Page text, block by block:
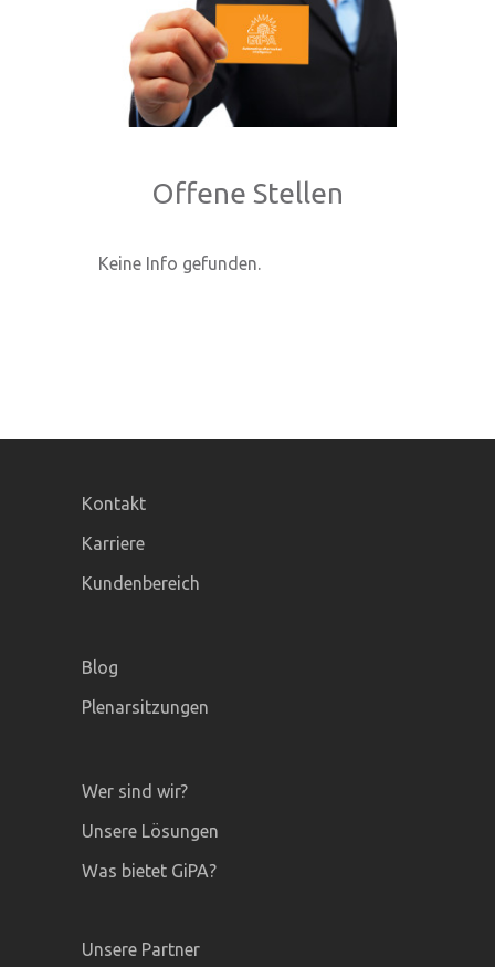
Offene Stellen
Keine Info gefunden.
Kontakt
Karriere
Kundenbereich
Blog
Plenarsitzungen
Wer sind wir?
Unsere Lösungen
Was bietet GiPA?
Unsere Partner